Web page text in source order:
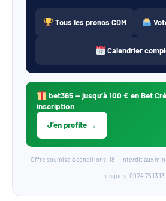
Tous les pronos CDM
Calendrier
bet365— jusqu’à 100 € en Bet
inscription
J’en profite →
Offre soumise à conditions. 18+ · Interdit aux
risques · 09 74 75 13 13